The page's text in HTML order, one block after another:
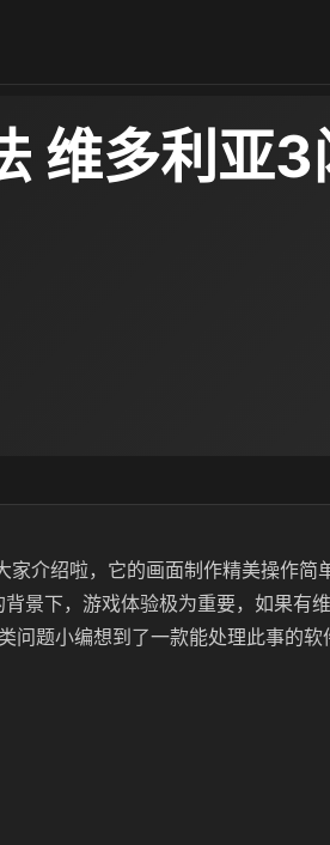
维多利亚3
家介绍啦，它的画面制作精美操作简
景下，游戏体验极为重要，如果有
问题小编想到了一款能处理此事的软